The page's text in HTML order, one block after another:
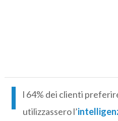
I
l 64% dei clienti
utilizzassero l’